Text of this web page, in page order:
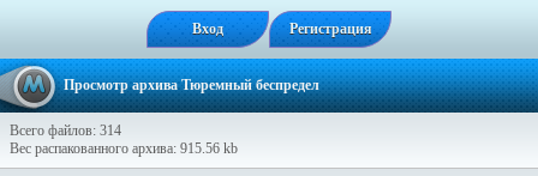
Вход Регистрация
Просмотр архива Тюремный беспредел
Всего файлов: 314
Вес распакованного архива: 915.56 kb